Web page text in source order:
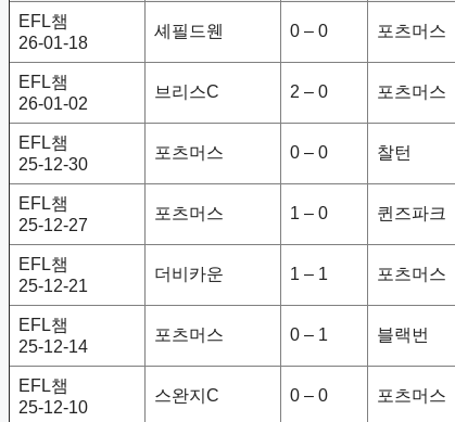
EFL챔
26-01-18
셰필드웬 0 – 0 포츠머스
EFL챔
26-01-02
브리스C 2 – 0 포츠머스
EFL챔
25-12-30
포츠머스 0 – 0 찰턴
EFL챔
25-12-27
포츠머스 1 – 0 퀸즈파크
EFL챔
25-12-21
더비카운 1 – 1 포츠머스
EFL챔
25-12-14
포츠머스 0 – 1 블랙번
EFL챔
25-12-10
스완지C 0 – 0 포츠머스